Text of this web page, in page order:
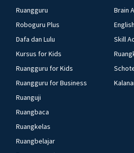
Ruangguru
Roboguru Plus
Dafa dan Lulu
Kursus for Kids
Ruangguru for Kids
Ruangguru for Business
Ruanguji
Ruangbaca
Ruangkelas
Ruangbelajar
Brain
Skill